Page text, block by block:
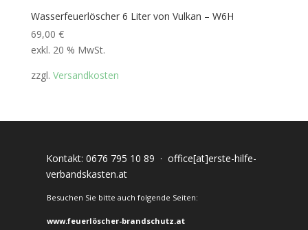
Wasserfeuerlöscher 6 Liter von Vulkan – W6H
69,00 €
exkl. 20 % MwSt.
zzgl. Versandkosten
Kontakt: 0676 795 10 89 · office[at]erste-hilfe-
verbandskasten.at
Besuchen Sie bitte auch folgende Seiten:
www.feuerlöscher-brandschutz.at